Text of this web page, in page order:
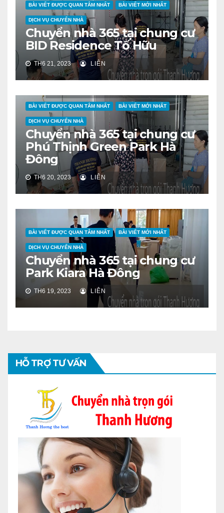
BÀI VIẾT ĐƯỢC QUAN TÂM NHẤT BÀI VIẾT MỚI NHẤT
DỊCH VỤ CHUYỂN NHÀ
Chuyển nhà 365 tại chung cư
BID Residence Tố Hữu
TH6 21, 2023 LIÊN
BÀI VIẾT ĐƯỢC QUAN TÂM NHẤT BÀI VIẾT MỚI NHẤT
DỊCH VỤ CHUYỂN NHÀ
Chuyển nhà 365 tại chung cư
Phú Thịnh Green Park Hà
Đông
TH6 20, 2023 LIÊN
BÀI VIẾT ĐƯỢC QUAN TÂM NHẤT BÀI VIẾT MỚI NHẤT
DỊCH VỤ CHUYỂN NHÀ
Chuyển nhà 365 tại chung cư
Park Kiara Hà Đông
TH6 19, 2023 LIÊN
HỖ TRỢ TƯ VẤN